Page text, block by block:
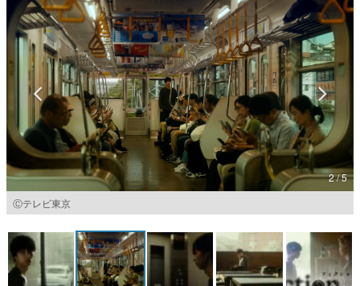
具体的な形から解き明かしていく、硬派で骨太な評論連載
です。
ゲームが変えた日本語
「経験値」「裏技」「ラスボス」… ゲームにまつわる言葉
の起源や用法の変遷を、コンピューター文化史研究家・タ
イニーP氏が徹底調査。
カテゴリ
特集記事
女性向け
アプリレビュー
2 / 5
Ⓒテレビ東京